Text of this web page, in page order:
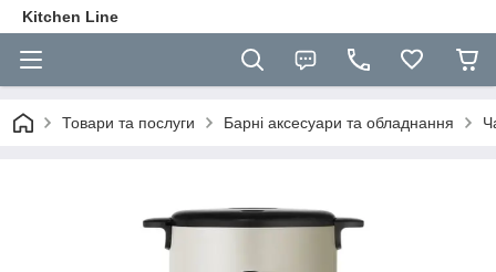
Kitchen Line
Товари та послуги Барні аксесуари та обладнання